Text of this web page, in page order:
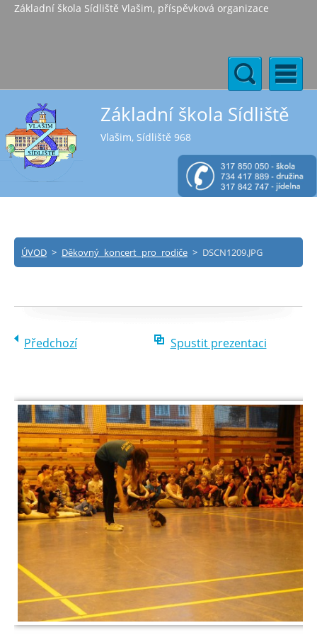
Základní škola Sídliště Vlašim, příspěvková organizace
Základní škola Sídliště
Vlašim, Sídliště 968
ÚVOD > Děkovný koncert pro rodiče > DSCN1209.JPG
Předchozí Spustit prezentaci